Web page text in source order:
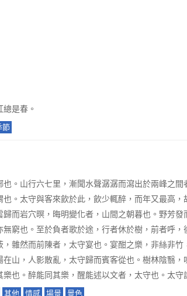
是春。
節
。山行六七里，漸聞水聲潺潺而瀉出於兩峰之
。太守與客來飲於此，飲少輒醉，而年又最高
而岩穴暝，晦明變化者，山間之朝暮也。野芳
窮也。至於負者歌於途，行者休於樹，前者呼
雜然而前陳者，太守宴也。宴酣之樂，非絲非
山，人影散亂，太守歸而賓客從也。樹林陰翳
也。醉能同其樂，醒能述以文者，太守也。太守
其他 情感 場景 景色